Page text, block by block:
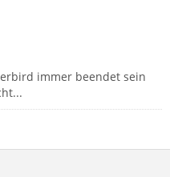
immer beendet sein